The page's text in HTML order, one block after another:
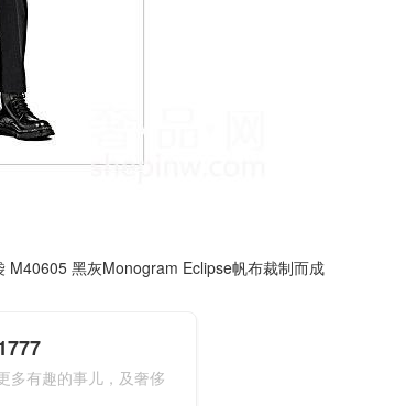
M40605 黑灰Monogram Eclipse帆布裁制而成
多有趣的事儿，及奢侈